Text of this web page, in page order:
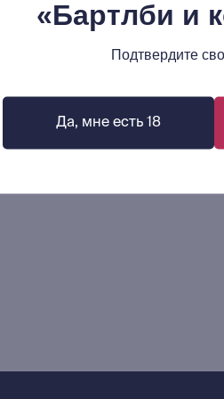
«Бартлби и
Подтвердите
Да, мне есть 18